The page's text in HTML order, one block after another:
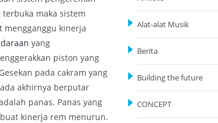
maka sistem
mengganggu kinerja
yang
piston yang
pada cakram yang
akhirnya berputar
panas. Panas yang
kinerja rem menurun.
Alat-alat Musik
Berita
Building the future
CONCEPT